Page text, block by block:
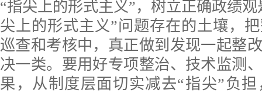
“指尖上的形式主义”，树立正确政绩
尖上的形式主义”问题存在的土壤，
巡查和考核中，真正做到发现一起整
决一类。要用好专项整治、技术监测
果，从制度层面切实减去“指尖”负